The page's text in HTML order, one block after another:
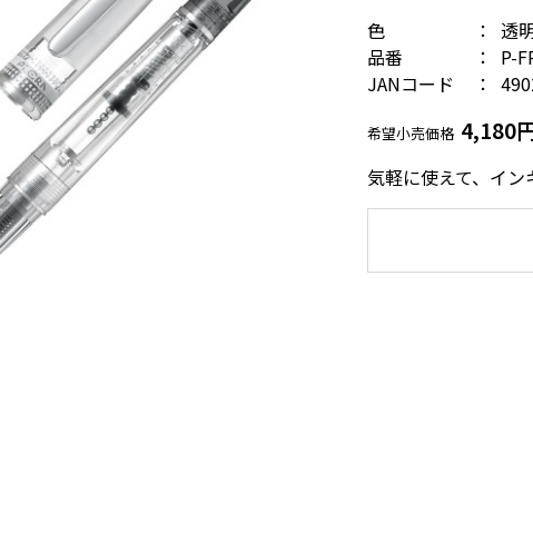
色
透
品番
P-
JANコード
希望小売価格 4,180
気軽に使えて、イ